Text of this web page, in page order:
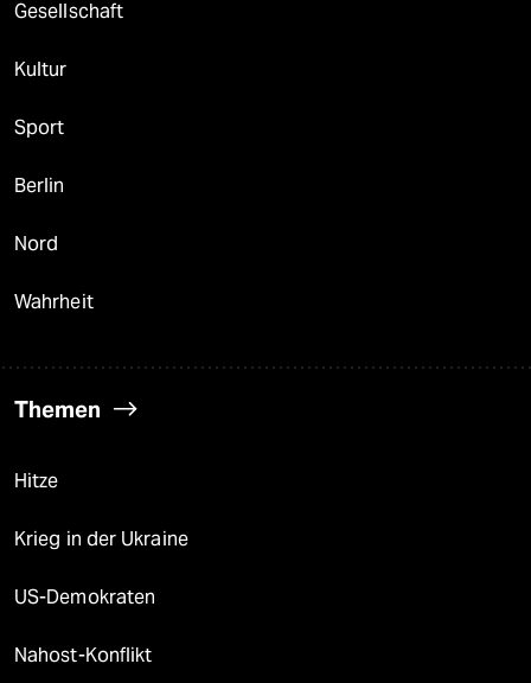
Gesellschaft
Kultur
Sport
Berlin
Nord
Wahrheit
Themen
Hitze
Krieg in der Ukraine
US-Demokraten
Nahost-Konflikt